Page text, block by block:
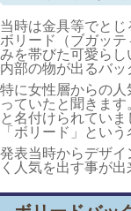
当時は金具等でと
ボリード（ブガッ
みを帯びた可愛ら
内部の物が出るバッ
特に女性層からの
っていたと聞きます
と名付けられてい
「ボリード」とい
発表当時からデザ
く人気を出す事が